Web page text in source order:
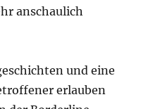
anschaulich
und eine
erlauben